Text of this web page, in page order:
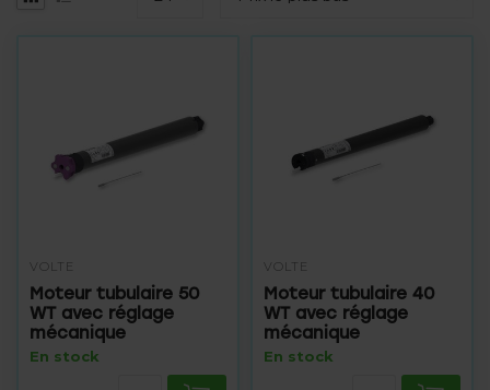
VOLTE
Moteur tubulaire 50
WT avec réglage
mécanique
En stock
VOLTE
Moteur tubulaire 40
WT avec réglage
mécanique
En stock